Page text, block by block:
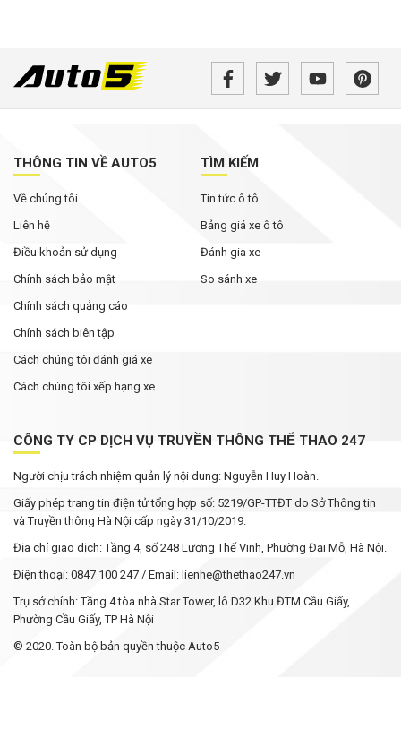
THÔNG TIN VỀ AUTO5
Về chúng tôi
Liên hệ
Điều khoản sử dụng
Chính sách bảo mật
Chính sách quảng cáo
Chính sách biên tập
Cách chúng tôi đánh giá xe
Cách chúng tôi xếp hạng xe
TÌM KIẾM
Tin tức ô tô
Bảng giá xe ô tô
Đánh gia xe
So sánh xe
CÔNG TY CP DỊCH VỤ TRUYỀN THÔNG THỂ THAO 247
Người chịu trách nhiệm quản lý nội dung: Nguyễn Huy Hoàn.
Giấy phép trang tin điện tử tổng hợp số: 5219/GP-TTĐT do Sở Thông tin
và Truyền thông Hà Nội cấp ngày 31/10/2019.
Địa chỉ giao dịch: Tầng 4, số 248 Lương Thế Vinh, Phường Đại Mỗ, Hà Nội.
Điện thoại: 0847 100 247 / Email: lienhe@thethao247.vn
Trụ sở chính: Tầng 4 tòa nhà Star Tower, lô D32 Khu ĐTM Cầu Giấy,
Phường Cầu Giấy, TP Hà Nội
© 2020. Toàn bộ bản quyền thuộc Auto5